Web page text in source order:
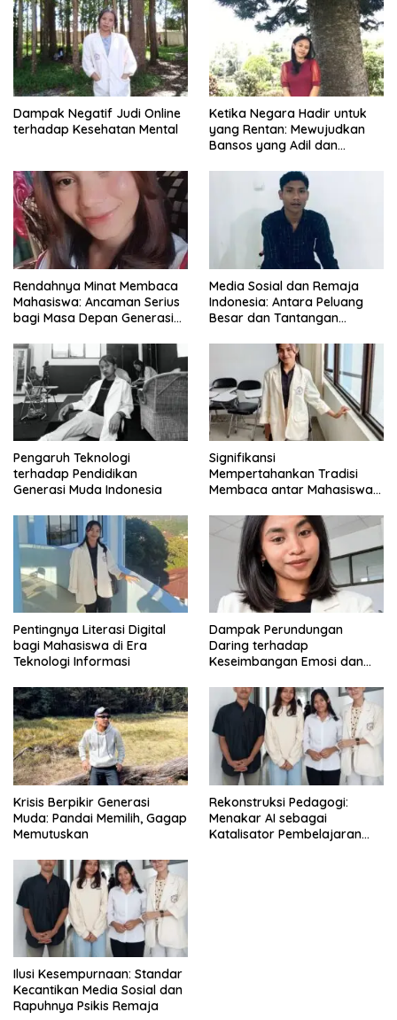
Dampak Negatif Judi Online
terhadap Kesehatan Mental
Ketika Negara Hadir untuk
yang Rentan: Mewujudkan
Bansos yang Adil dan
Rendahnya Minat Membaca
Mahasiswa: Ancaman Serius
bagi Masa Depan Generasi
Media Sosial dan Remaja
Indonesia: Antara Peluang
Besar dan Tantangan
Pengaruh Teknologi
terhadap Pendidikan
Generasi Muda Indonesia
Signifikansi
Mempertahankan Tradisi
Membaca antar Mahasiswa
Pentingnya Literasi Digital
bagi Mahasiswa di Era
Teknologi Informasi
Dampak Perundungan
Daring terhadap
Keseimbangan Emosi dan
Krisis Berpikir Generasi
Muda: Pandai Memilih, Gagap
Memutuskan
Rekonstruksi Pedagogi:
Menakar AI sebagai
Katalisator Pembelajaran
Ilusi Kesempurnaan: Standar
Kecantikan Media Sosial dan
Rapuhnya Psikis Remaja